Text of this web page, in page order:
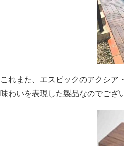
これまた、エスビックのアクシア
味わいを表現した製品なのでござ